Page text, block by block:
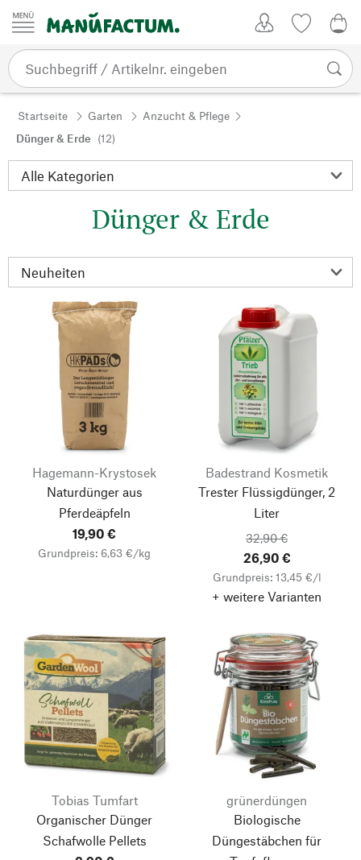
Zum Inhalt springen
Startseite Garten
Anzucht & Pflege
Dünger & Erde (12)
Dünger & Erde
Hagemann-Krystosek
Naturdünger aus
Pferdeäpfeln
19,90 €
Grundpreis: 6,63 €/kg
Badestrand Kosmetik
Trester Flüssigdünger, 2
Liter
32,90 €
26,90 €
Grundpreis: 13,45 €/l
+ weitere Varianten
Tobias Tumfart
Organischer Dünger
Schafwolle Pellets
grünerdüngen
Biologische
Düngestäbchen für